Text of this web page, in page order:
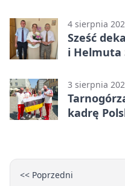
4 sierpnia
Sześć
i Helmuta
3 sierpnia
kadrę
<< Poprzedni